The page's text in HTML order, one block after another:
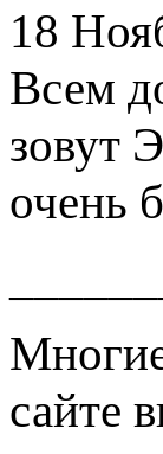
18
Всем
зовут
очень
сайте